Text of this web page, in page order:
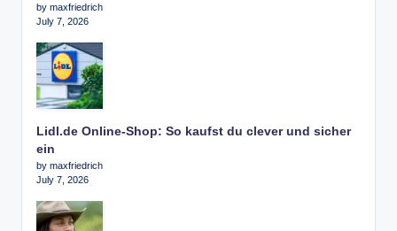
by maxfriedrich
July 7, 2026
Lidl.de Online-Shop: So kaufst du clever und sicher
ein
by maxfriedrich
July 7, 2026